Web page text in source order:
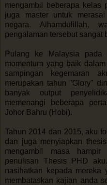
mengambil beberapa kelas
juga master untuk
negara. Alhamdulillah,
pengalaman tersebut sangat
Pulang ke Malaysia pada
momentum yang baik
sampingan kegemaran
merupakan tahun "Glory"
banyak output
memenangi beberapa
Johor Bahru (Hobi).
Tahun 2014 dan 2015, aku
dan juga menyiapkan
mengambil masa hampir
penulisan Thesis PHD
nasihatkan kepada
membataskan kajian anda